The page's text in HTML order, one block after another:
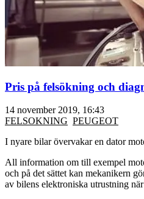
Pris på felsökning och
14 november 2019, 16:43
FELSOKNING PEUGEOT
I nyare bilar övervakar en dator
All information om till exempel
och på det sättet kan mekanikern
av bilens elektroniska utrustning